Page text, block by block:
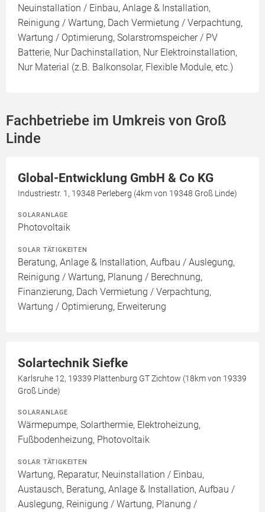
Neuinstallation / Einbau, Anlage & Installation,
Reinigung / Wartung, Dach Vermietung / Verpachtung,
Wartung / Optimierung, Solarstromspeicher / PV
Batterie, Nur Dachinstallation, Nur Elektroinstallation,
Nur Material (z.B. Balkonsolar, Flexible Module, etc.)
Fachbetriebe im Umkreis von Groß
Linde
Global-Entwicklung GmbH & Co KG
Industriestr. 1, 19348 Perleberg (4km von 19348 Groß Linde)
SOLARANLAGE
Photovoltaik
SOLAR TÄTIGKEITEN
Beratung, Anlage & Installation, Aufbau / Auslegung,
Reinigung / Wartung, Planung / Berechnung,
Finanzierung, Dach Vermietung / Verpachtung,
Wartung / Optimierung, Erweiterung
Solartechnik Siefke
Karlsruhe 12, 19339 Plattenburg GT Zichtow (18km von 19339
Groß Linde)
SOLARANLAGE
Wärmepumpe, Solarthermie, Elektroheizung,
Fußbodenheizung, Photovoltaik
SOLAR TÄTIGKEITEN
Wartung, Reparatur, Neuinstallation / Einbau,
Austausch, Beratung, Anlage & Installation, Aufbau /
Auslegung, Reinigung / Wartung, Planung /